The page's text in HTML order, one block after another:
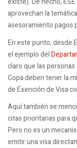
aprovechan la
asesoramiento pagos
En este punto, desde
el ejemplo del
claro que las
Copa deben tener la
de Exención de Visa
Aquí también se
citas prioritarias para
Pero no es un
emitir una visa